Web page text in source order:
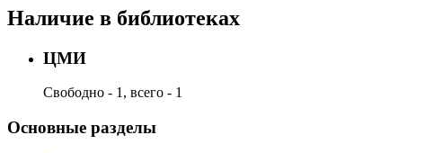
Наличие в библиотеках
ЦМИ
Свободно - 1, всего - 1
Основные разделы